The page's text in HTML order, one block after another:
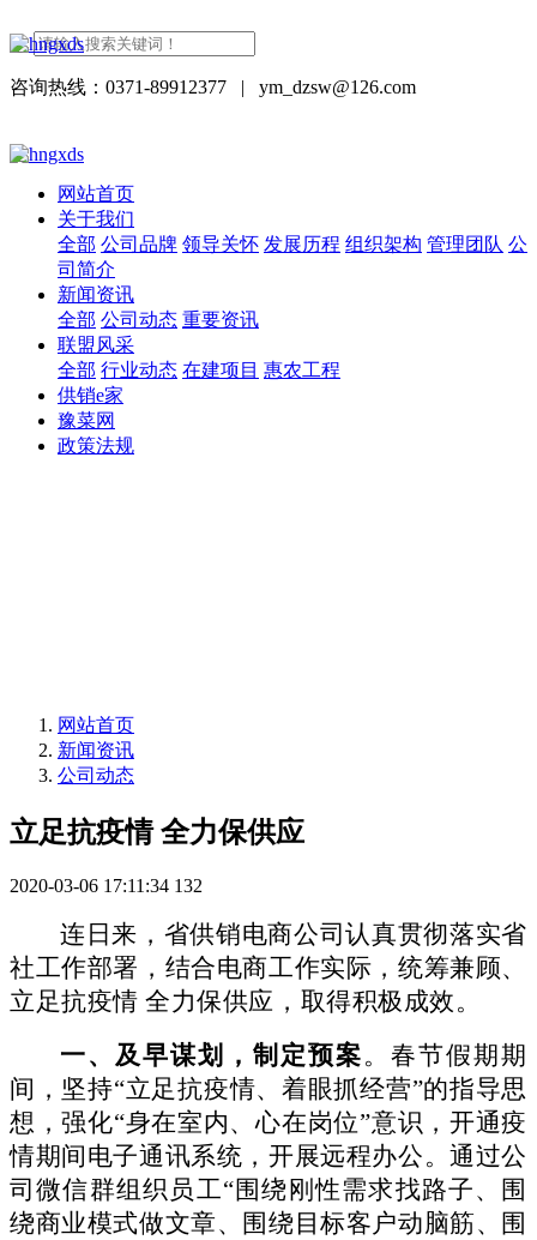
咨询热线：0371-89912377 | ym_dzsw@126.com
网站首页
关于我们
全部 公司品牌 领导关怀 发展历程 组织架构 管理团队 公
司简介
新闻资讯
全部 公司动态 重要资讯
联盟风采
全部 行业动态 在建项目 惠农工程
供销e家
豫菜网
政策法规
网站首页
新闻资讯
公司动态
立足抗疫情 全力保供应
2020-03-06 17:11:34 132
连日来，省供销电商公司认真贯彻落实省
社工作部署，结合电商工作实际，统筹兼顾、
立足抗疫情 全力保供应 ，取得积极成效。
一、及早谋划，制定预案。春节假期期
间，坚持“立足抗疫情、着眼抓经营”的指导思
想，强化“身在室内、心在岗位”意识，开通疫
情期间电子通讯系统，开展远程办公。通过公
司微信群组织员工“围绕刚性需求找路子、围
绕商业模式做文章、围绕目标客户动脑筋、围